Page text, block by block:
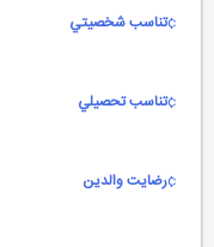
تناسب شخصيتي
تناسب تحصيلي
رضايت والدين